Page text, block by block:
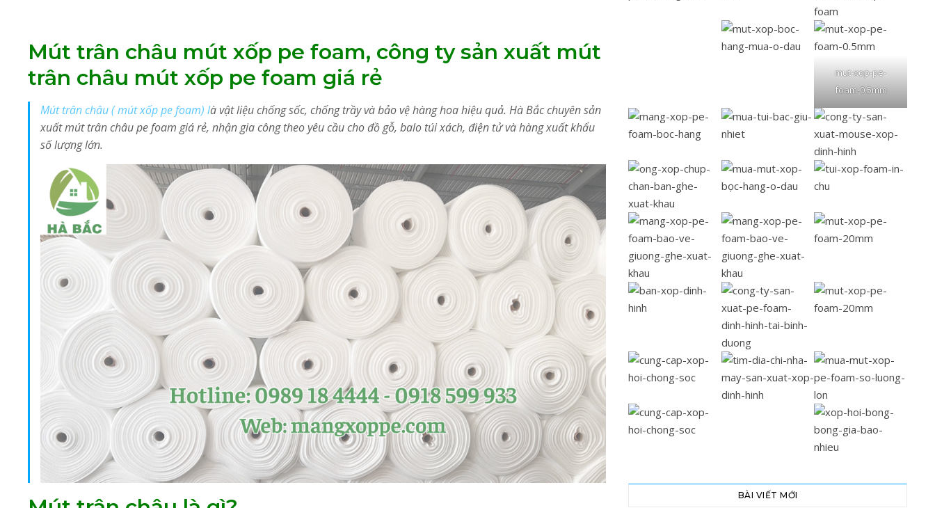
Mút trân châu mút xốp pe foam, công ty sản xuất mút
trân châu mút xốp pe foam giá rẻ
Mút trân châu ( mút xốp pe foam) là vật liệu chống sốc, chống trầy và bảo vệ hàng hoa hiệu quả. Hà Bắc chuyên sản
xuất mút trân châu pe foam giá rẻ, nhận gia công theo yêu cầu cho đồ gỗ, balo túi xách, điện tử và hàng xuất khẩu
số lượng lớn.
mut-xop-pe-
foam-0.5mm
BÀI VIẾT MỚI